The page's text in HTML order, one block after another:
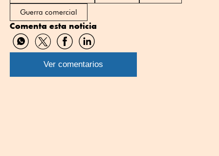
Guerra comercial
Comenta esta noticia
Compartir
por
WhatsApp
Compartir
por
Twitter
Compartir
por
Facebook
Compartir
por
Linkedin
Ver comentarios